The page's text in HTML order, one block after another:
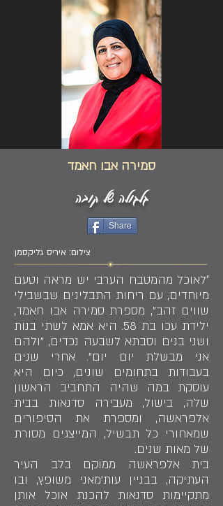
סמירה אבו חאמד
גלגולה של קובה
Share
צילום: איריס גליקסמן
״לאוכל מהמטבח הערבי יש מראה וטעם
מיוחדים, עם ריחות התבלינים שבשבילי
שווים זהב", מספרת סמירה אבו חאמד,
ילידת עכו בת 58. היא אמא לשתי בנות
ושני בנים וסבתא לשבעה נכדים, "ולהם
אני מבשלת יום יום". אחרי שנים
בעבודות בתחומים שונים, כיום היא
עוסקת במה שהיה התחביב הראשון
שלה, בישול, מעבירה סדנאות בבית
אלפראשה, ומספרת את הסיפורים
שמאחורי כל תבשיל, המייצגים מסורת
של מאות שנים.
בית אלפראשה ממוקם בלב העיר
העתיקה, בבניין עות'מאני משופץ, ובו
מתקיימות סדנאות להכנת אוכל אותן